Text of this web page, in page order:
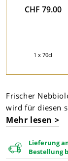
CHF 79.00
1 x 70cl
Frischer
wird für diesen
Mehr lesen >
Lieferung
Bestellung